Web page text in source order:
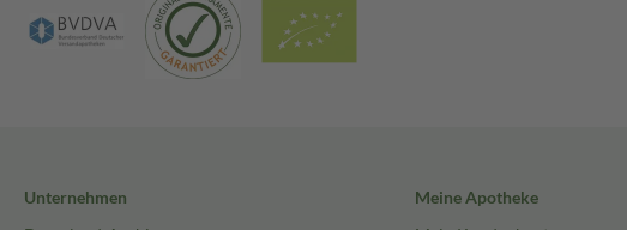
Unternehmen
Meine Apotheke